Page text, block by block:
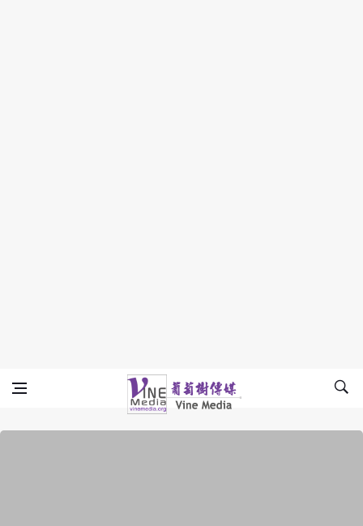
Vine Media
葡萄樹傳媒